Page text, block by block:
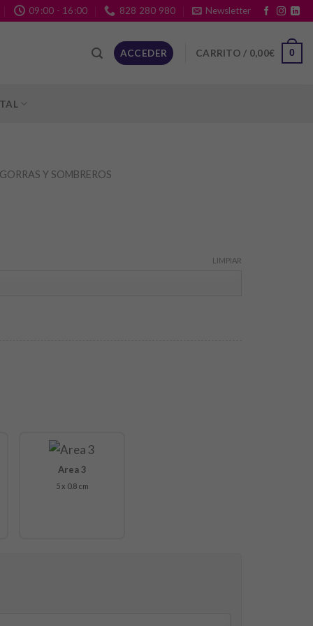
09:00 - 16:00 828 280 980 Newsletter
ACCEDER CARRITO / 0,00€ 0
GORRAS Y SOMBREROS
LIMPIAR
Area 3
5 x 0.8 cm